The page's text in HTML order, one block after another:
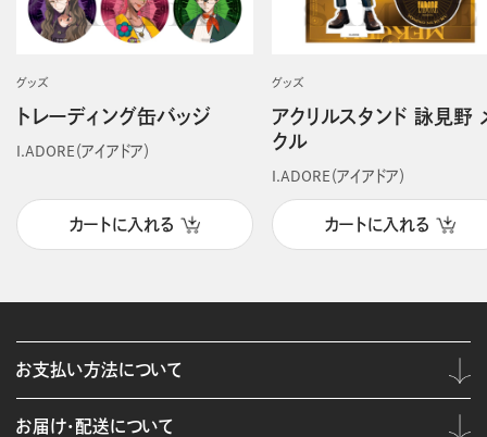
グッズ
トレーディング缶バッジ
I.ADORE（アイアドア）
カートに入れる
グッズ
アクリルスタンド 詠見野
クル
I.ADORE（アイアドア）
カートに入れる
お支払い方法について
お届け・配送について